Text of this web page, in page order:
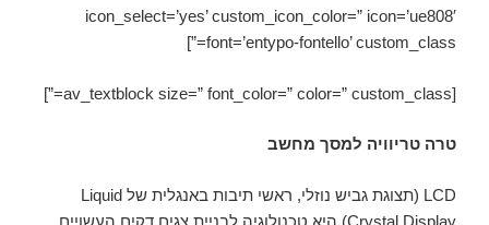
icon_select=’yes’ custom_icon_color=” icon=’ue808′
font=’entypo-fontello’ custom_class=”]
[av_textblock size=” font_color=” color=” custom_class=”]
טרה טריוויה למסך מחשב
LCD (תצוגת גביש נוזלי, ראשי תיבות באנגלית של Liquid
Crystal Display) היא טכנולוגיה לבניית צגים דקים העשויים